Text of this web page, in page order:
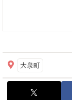
大泉町